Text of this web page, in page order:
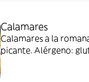
Calamares
Calamares a la
picante. Alérgeno: